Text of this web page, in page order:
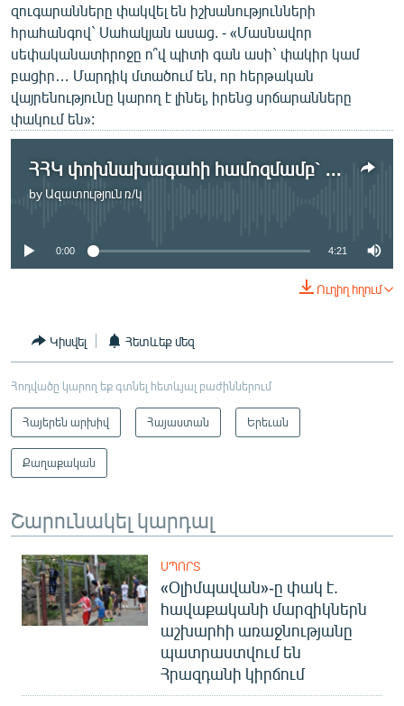
զուգարանները փակվել են իշխանությունների
հրահանգով` Սահակյան ասաց. - «Մասնավոր
սեփականատիրոջը ո՞վ պիտի գան ասի` փակիր կամ
բացիր… Մարդիկ մտածում են, որ հերթական
վայրենությունը կարող է լինել, իրենց սրճարանները
փակում են»:
ՀՀԿ փոխնախագահի համոզմամբ` ՀԱԿ-ի հանրահավաքը պետք է արգելել
by Ազատություն ռ/կ
No media source currently available
0:00 4:21
Ուղիղ հղում
Կիսվել Հետևեք մեզ
Հոդվածը կարող եք գտնել հետևյալ բաժիններում
Հայերեն արխիվ Հայաստան Երեւան
Քաղաքական
Շարունակել կարդալ
ՍՊՈՐՏ
«Օլիմպավան»-ը փակ է.
հավաքականի մարզիկներն
աշխարհի առաջնությանը
պատրաստվում են
Հրազդանի կիրճում